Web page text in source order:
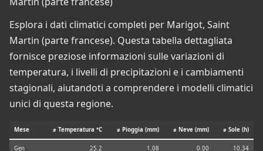
Esplora i dati climatici completi per Marigot, Saint
Martin (parte francese). Questa tabella dettagliata
fornisce preziose informazioni sulle variazioni di
temperatura, i livelli di precipitazioni e i cambiamenti
stagionali, aiutandoti a comprendere i modelli climatici
unici di questa regione.
Mese ⌀ Temperatura °C ⌀ Pioggia (mm) ⌀ Neve (mm) ⌀ Sole (h)
Gen 25.2 1.08 0.00 10.34